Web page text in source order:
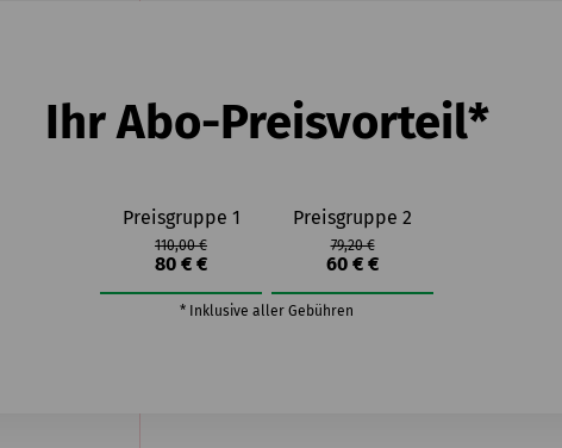
Ihr Abo-Preisvorteil*
Preisgruppe 1
110,00 €
80 € €
Preisgruppe 2
79,20 €
60 € €
* Inklusive aller Gebühren